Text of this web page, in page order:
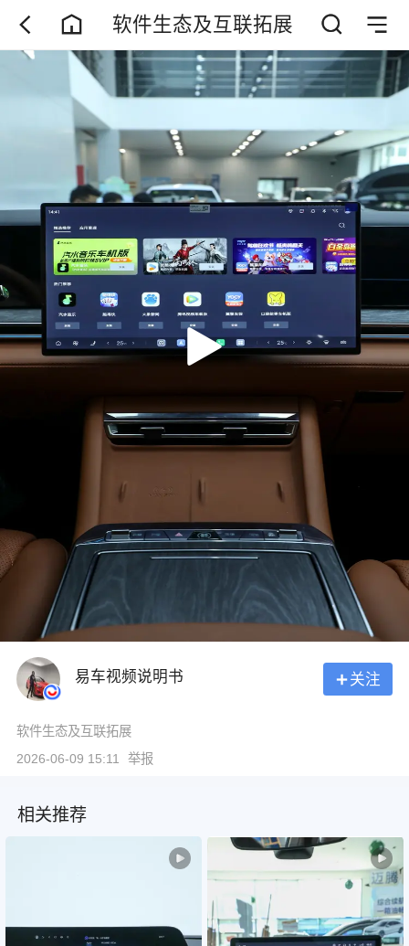
软件生态及互联拓展
易车视频说明书 关注
软件生态及互联拓展
2026-06-09 15:11
举报
相关推荐